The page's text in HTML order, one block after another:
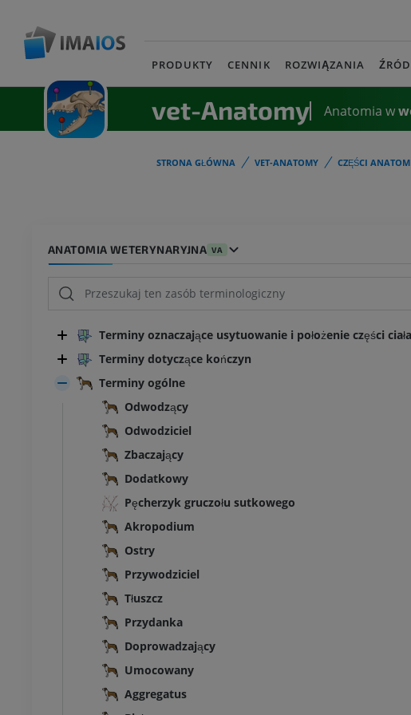
PRODUKTY CENNIK ROZWIĄZANIA
vet-Anatomy Anatomia w
STRONA GŁÓWNA VET-ANATOMY CZĘŚCI
ANATOMIA WETERYNARYJNA VA
Terminy oznaczające usytuowanie i położenie części ciała
Terminy dotyczące kończyn
Terminy ogólne
Odwodzący
Odwodziciel
Zbaczający
Dodatkowy
Pęcherzyk gruczołu sutkowego
Akropodium
Ostry
Przywodziciel
Tłuszcz
Przydanka
Doprowadzający
Umocowany
Aggregatus
Bydło - Ogólna anatomia